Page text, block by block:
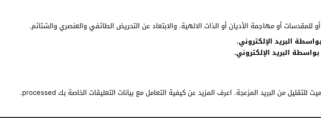
للمقدسات أو مهاجمة الأديان أو الذات الالهية. والابتعاد عن التحريض الطائفي والعنصري والشتائم.
البريد الإلكتروني.
البريد الإلكتروني.
للتقليل من البريد المزعجة. اعرف المزيد عن كيفية التعامل مع بيانات التعليقات الخاصة بك processed .